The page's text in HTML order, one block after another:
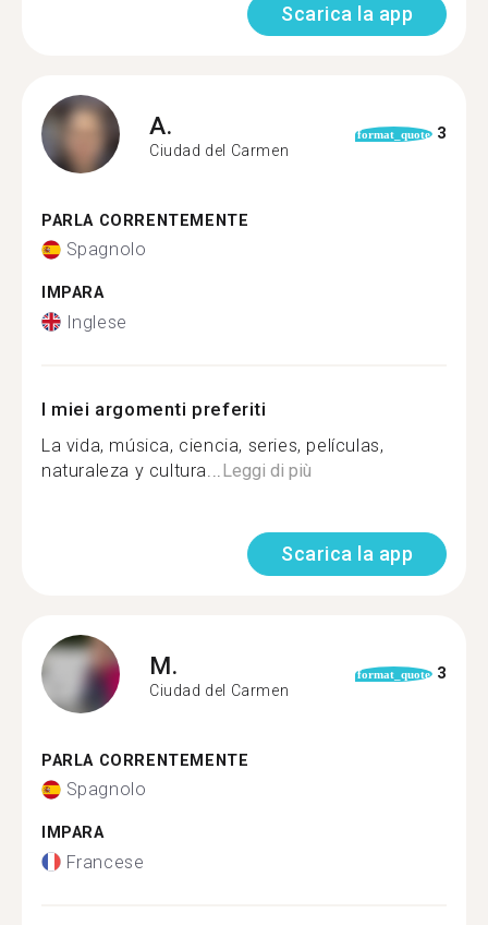
Scarica la app
A.
Ciudad del Carmen
format_quote 3
PARLA CORRENTEMENTE
Spagnolo
IMPARA
Inglese
I miei argomenti preferiti
La vida, música, ciencia, series, películas,
naturaleza y cultura... Leggi di più
Scarica la app
M.
Ciudad del Carmen
format_quote 3
PARLA CORRENTEMENTE
Spagnolo
IMPARA
Francese